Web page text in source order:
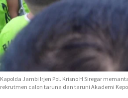
Kapolda Jambi Irjen Pol. Krisno H Siregar
rekrutmen calon taruna dan taruni Akademi